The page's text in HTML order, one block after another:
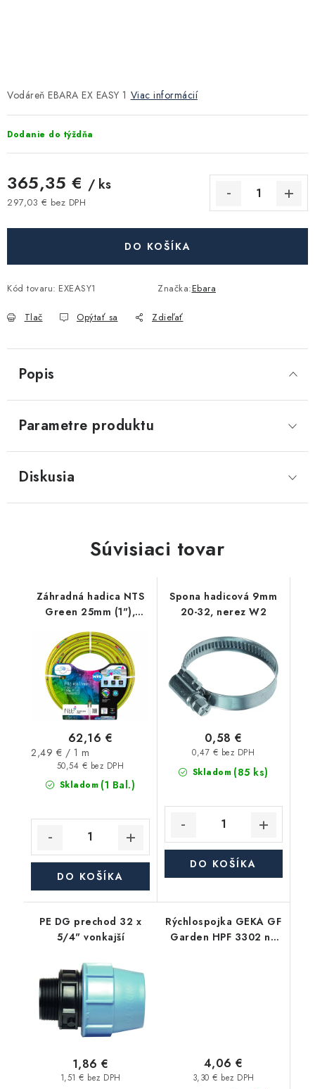
Vetranie a rekuperácia
Akcie, Zľavy
Reklamačné podmienky
Podmienky ochrany osobných údajov
Obchodné podmienky požičovne náradia
Vodáreň EBARA EX EASY 1 Viac informácií
Dodanie do týždňa
365,35 € / ks
297,03 € bez DPH
DO KOŠÍKA
Kód tovaru: EXEASY1 Značka:Ebara
Tlač Opýtať sa Zdieľať
Popis
Parametre produktu
Diskusia
Súvisiaci tovar
Záhradná hadica NTS
Green 25mm (1"),
Skladom (1 Bal.)
50,54 € bez DPH
62,16 €
Jednotková
2,49 € / 1 m
DO KOŠÍKA
Spona hadicová 9mm
20-32, nerez W2
Skladom (85 ks)
0,47 € bez DPH
0,58 €
DO KOŠÍKA
PE DG prechod 32 x
5/4" vonkajší
1,51 € bez DPH
1,86 €
Rýchlospojka GEKA GF
Garden HPF 3302 na
3,30 € bez DPH
4,06 €